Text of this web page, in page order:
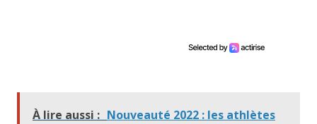
À lire aussi : Nouveauté 2022 : les athlètes